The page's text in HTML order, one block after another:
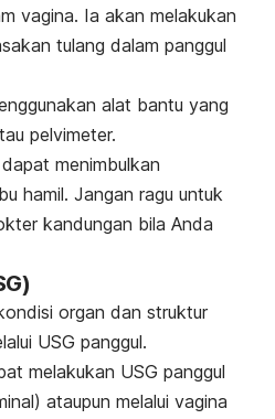
vagina. Ia akan melakukan
tulang dalam panggul
alat bantu yang
pelvimeter.
menimbulkan
hamil. Jangan ragu untuk
kandungan bila Anda
organ dan struktur
USG panggul.
melakukan USG panggul
ataupun melalui vagina